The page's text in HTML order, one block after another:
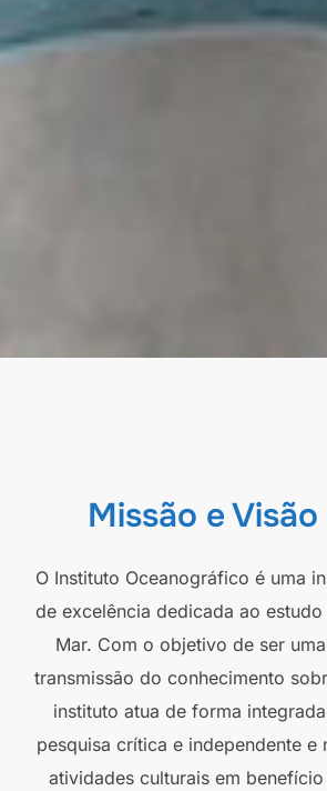
Missão e
O Instituto Oceanográfico é uma
de excelência dedicada ao
Mar. Com o objetivo de ser
transmissão do conhecimento
instituto atua de forma
pesquisa crítica e independente e
atividades culturais em